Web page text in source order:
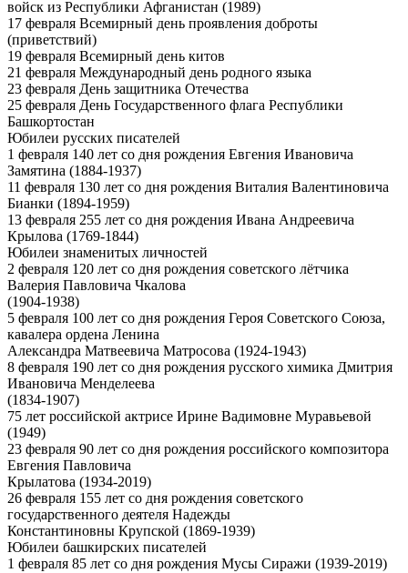
войск из Республики Афганистан (1989)
17 февраля Всемирный день проявления доброты
(приветствий)
19 февраля Всемирный день китов
21 февраля Международный день родного языка
23 февраля День защитника Отечества
25 февраля День Государственного флага Республики
Башкортостан
Юбилеи русских писателей
1 февраля 140 лет со дня рождения Евгения Ивановича
Замятина (1884-1937)
11 февраля 130 лет со дня рождения Виталия Валентиновича
Бианки (1894-1959)
13 февраля 255 лет со дня рождения Ивана Андреевича
Крылова (1769-1844)
Юбилеи знаменитых личностей
2 февраля 120 лет со дня рождения советского лётчика
Валерия Павловича Чкалова
(1904-1938)
5 февраля 100 лет со дня рождения Героя Советского Союза,
кавалера ордена Ленина
Александра Матвеевича Матросова (1924-1943)
8 февраля 190 лет со дня рождения русского химика Дмитрия
Ивановича Менделеева
(1834-1907)
75 лет российской актрисе Ирине Вадимовне Муравьевой
(1949)
23 февраля 90 лет со дня рождения российского композитора
Евгения Павловича
Крылатова (1934-2019)
26 февраля 155 лет со дня рождения советского
государственного деятеля Надежды
Константиновны Крупской (1869-1939)
Юбилеи башкирских писателей
1 февраля 85 лет со дня рождения Мусы Сиражи (1939-2019)